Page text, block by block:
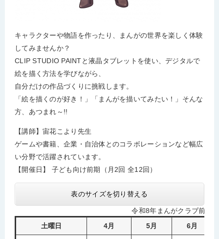
キャラクターや物語を作ったり、まんがの世界を楽しく体験
してみませんか？
CLIP STUDIO PAINTと液晶タブレットを使い、デジタルで
絵を描く方法を学びながら、
自分だけの作品づくりに挑戦します。
「絵を描くのが好き！」「まんがを描いてみたい！」そんな
方、あつまれ～!!
【講師】宙花こより先生
ゲームや書籍、企業・自治体とのコラボレーションなど幅広
い分野で活躍されています。
【開催日】 子ども向け前期（月2回 全12回）
表のサイズを切り替える
令和8年まんがクラブ前期
土曜日
4月 5月 6月